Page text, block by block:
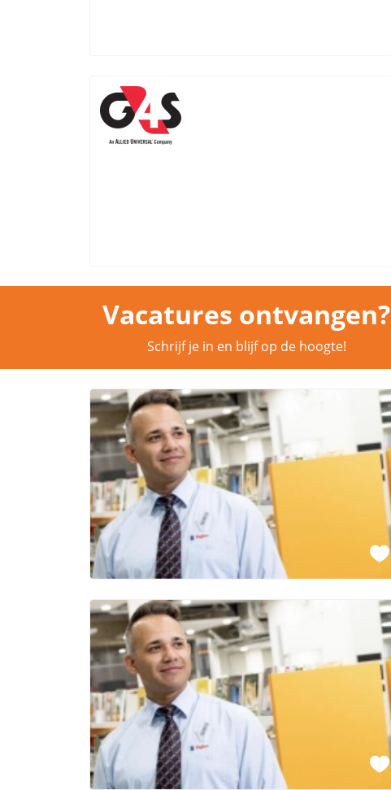
Vacatures ontvangen?
Schrijf je in en blijf op de hoogte!